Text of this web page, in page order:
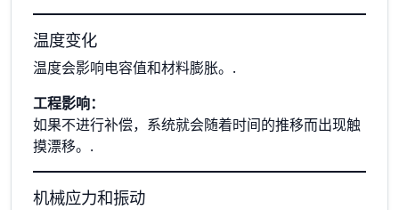
温度变化
温度会影响电容值和材料膨胀。.
工程影响：
如果不进行补偿，系统就会随着时间的推移而出现触
摸漂移。.
机械应力和振动